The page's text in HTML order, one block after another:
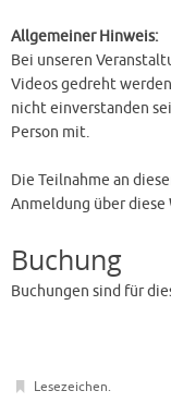
Allgemeiner Hinweis:
Bei unseren
Videos gedreht
nicht einverstanden
Person mit.
Die Teilnahme an
Anmeldung über
Buchung
Buchungen sind für
Lesezeichen.